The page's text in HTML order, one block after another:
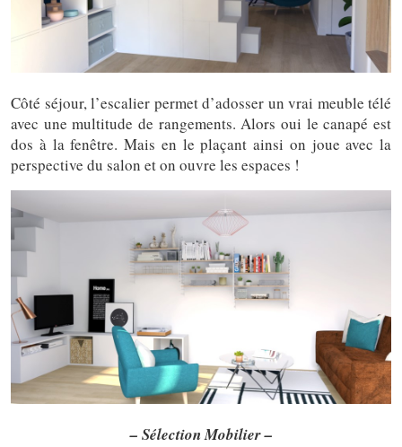
Côté séjour, l’escalier permet d’adosser un vrai meuble télé
avec une multitude de rangements. Alors oui le canapé est
dos à la fenêtre. Mais en le plaçant ainsi on joue avec la
perspective du salon et on ouvre les espaces !
– Sélection Mobilier –